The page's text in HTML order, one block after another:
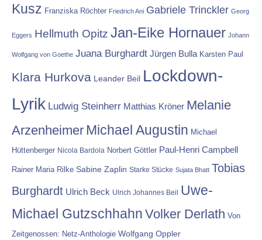
Kusz Franziska Röchter Friedrich Ani Gabriele Trinckler Georg
Eggers Hellmuth Opitz Jan-Eike Hornauer Johann
Wolfgang von Goethe Juana Burghardt Jürgen Bulla Karsten Paul
Klara Hurkova Leander Beil Lockdown-
Lyrik Ludwig Steinherr Matthias Kröner Melanie
Arzenheimer Michael Augustin Michael
Hüttenberger Nicola Bardola Norbert Göttler Paul-Henri Campbell
Rainer Maria Rilke Sabine Zaplin Starke Stücke Sujata Bhatt Tobias
Burghardt Ulrich Beck Ulrich Johannes Beil
Uwe-
Michael Gutzschhahn Volker Derlath Von
Zeitgenossen: Netz-Anthologie Wolfgang Oppler